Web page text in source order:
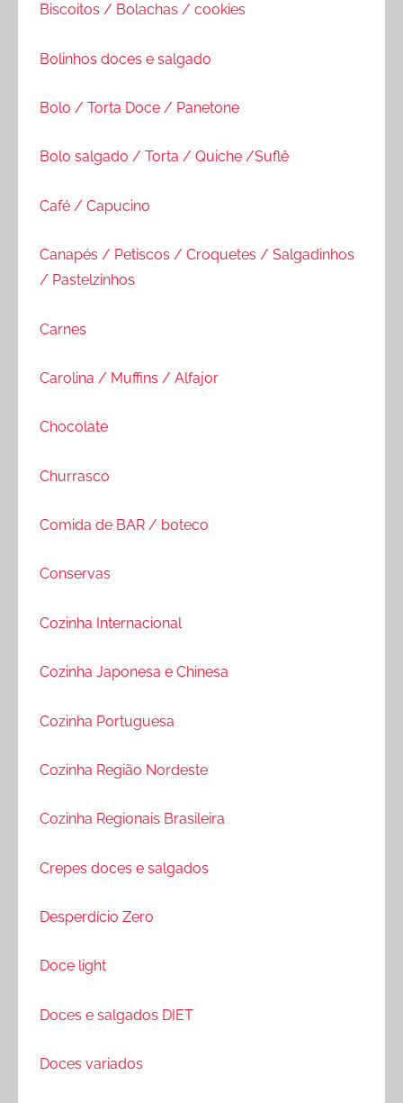
Biscoitos / Bolachas / cookies
Bolinhos doces e salgado
Bolo / Torta Doce / Panetone
Bolo salgado / Torta / Quiche /Suflê
Café / Capucino
Canapés / Petiscos / Croquetes / Salgadinhos
/ Pastelzinhos
Carnes
Carolina / Muffins / Alfajor
Chocolate
Churrasco
Comida de BAR / boteco
Conservas
Cozinha Internacional
Cozinha Japonesa e Chinesa
Cozinha Portuguesa
Cozinha Região Nordeste
Cozinha Regionais Brasileira
Crepes doces e salgados
Desperdício Zero
Doce light
Doces e salgados DIET
Doces variados